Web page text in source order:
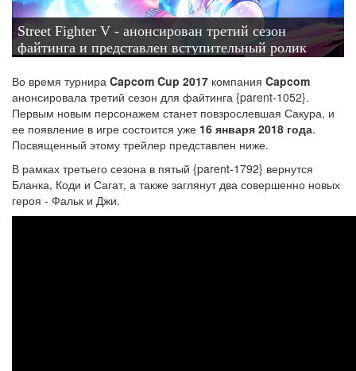
Street Fighter V - анонсирован третий сезон
файтинга и представлен вступительный ролик
Во время турнира Capcom Cup 2017 компания Capcom
анонсировала третий сезон для файтинга {parent-1052}.
Первым новым персонажем станет повзрослевшая Сакура, и
ее появление в игре состоится уже 16 января 2018 года.
Посвященный этому трейлер представлен ниже.
В рамках третьего сезона в пятый {parent-1792} вернутся
Бланка, Коди и Сагат, а также заглянут два совершенно новых
героя - Фальк и Джи.